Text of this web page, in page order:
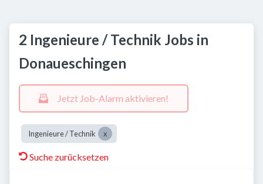
2 Ingenieure / Technik Jobs in
Donaueschingen
Jetzt Job-Alarm aktivieren!
Ingenieure / Technik
Suche zurücksetzen